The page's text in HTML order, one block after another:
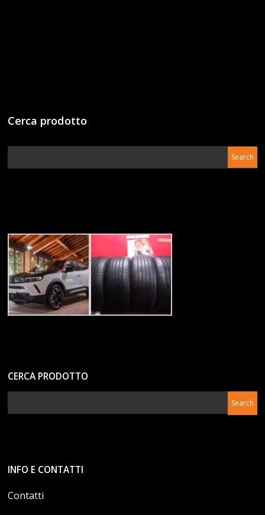
Cerca prodotto
CERCA PRODOTTO
INFO E CONTATTI
Contatti